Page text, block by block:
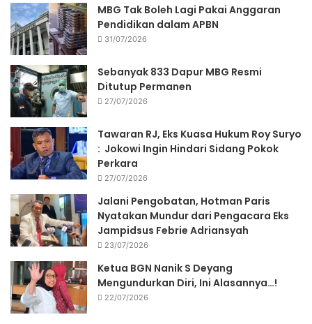
MBG Tak Boleh Lagi Pakai Anggaran
Pendidikan dalam APBN
31/07/2026
Sebanyak 833 Dapur MBG Resmi
Ditutup Permanen
27/07/2026
Tawaran RJ, Eks Kuasa Hukum Roy Suryo
: Jokowi Ingin Hindari Sidang Pokok
Perkara
27/07/2026
Jalani Pengobatan, Hotman Paris
Nyatakan Mundur dari Pengacara Eks
Jampidsus Febrie Adriansyah
23/07/2026
Ketua BGN Nanik S Deyang
Mengundurkan Diri, Ini Alasannya…!
22/07/2026